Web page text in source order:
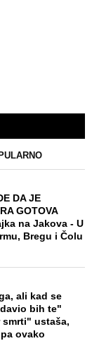
DA JE
GOTOVA
na Jakova - U
Bregu i Čolu
ali kad se
bih te"
ustaša,
ovako